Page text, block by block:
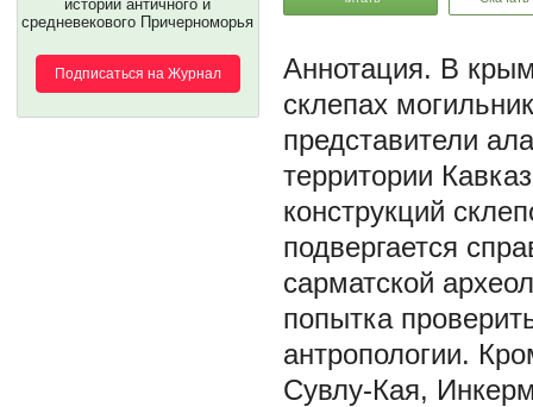
истории античного и
средневекового Причерноморья
Подписаться на Журнал
В
склепах
представители
территории
конструкций
подвергается
сарматской
попытка
антропологии.
Сувлу-Кая,